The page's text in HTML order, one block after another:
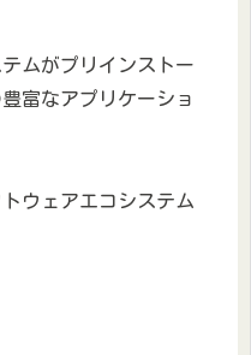
ムがプリインストー
富なアプリケーショ
ウェアエコシステム